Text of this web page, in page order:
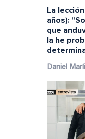
La
años):
que
la he
Daniel